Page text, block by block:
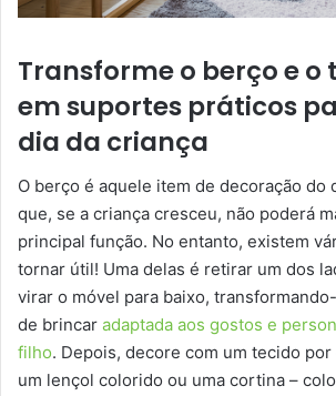
Transforme o berço e o
em suportes práticos
dia da criança
O berço é aquele item de decoração do
que, se a criança cresceu, não poderá
principal função. No entanto, existem
tornar útil! Uma delas é retirar um dos
virar o móvel para baixo,
de brincar adaptada aos gostos e
filho. Depois, decore com um tecido
um lençol colorido ou uma cortina –